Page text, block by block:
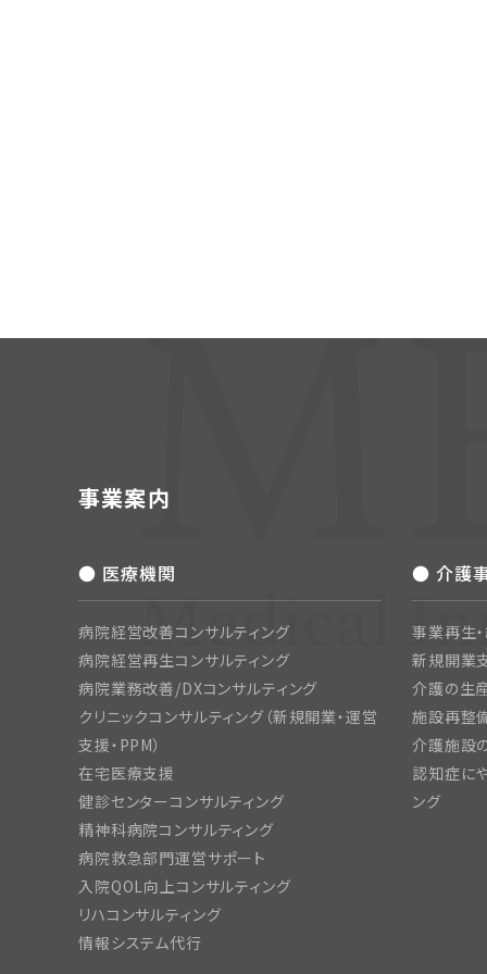
事業案内
● 医療機関
病院経営改善コンサルティング
病院経営再生コンサルティング
病院業務改善/DXコンサルティング
クリニックコンサルティング（新規開業・運営
支援・PPM）
在宅医療支援
健診センターコンサルティング
精神科病院コンサルティング
病院救急部門運営サポート
入院QOL向上コンサルティング
リハコンサルティング
情報システム代行
● 介護
事業再生
新規開業
介護の生
施設再整
介護施設
認知症に
ング